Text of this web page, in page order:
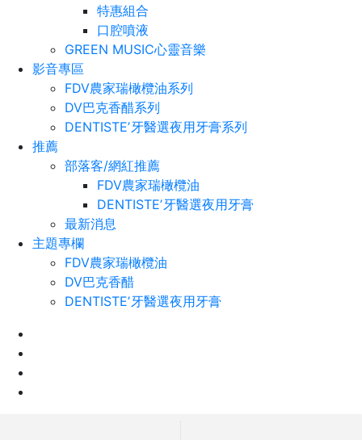
特惠組合
口腔噴液
GREEN MUSIC心靈音樂
影音專區
FDV農家瑞橄欖油系列
DV巴克香醋系列
DENTISTEʼ牙醫選夜用牙膏系列
推薦
部落客/網紅推薦
FDV農家瑞橄欖油
DENTISTEʼ牙醫選夜用牙膏
最新消息
主題專欄
FDV農家瑞橄欖油
DV巴克香醋
DENTISTEʼ牙醫選夜用牙膏